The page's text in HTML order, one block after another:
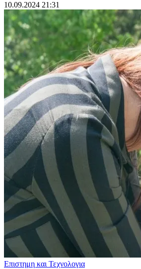
10.09.2024 21:31
Επιστημη και Τεχνολογια